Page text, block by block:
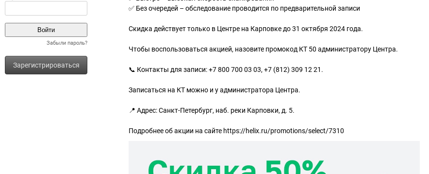
Забыли пароль?
Зарегистрироваться
✅ Без очередей – обследование проводится по предварительной записи
Скидка действует только в Центре на Карповке до 31 октября 2024 года.
Чтобы воспользоваться акцией, назовите промокод КТ 50 администратору Центра.
📞 Контакты для записи: +7 800 700 03 03, +7 (812) 309 12 21.
Записаться на КТ можно и у администратора Центра.
📍 Адрес: Санкт-Петербург, наб. реки Карповки, д. 5.
Подробнее об акции на сайте https://helix.ru/promotions/select/7310